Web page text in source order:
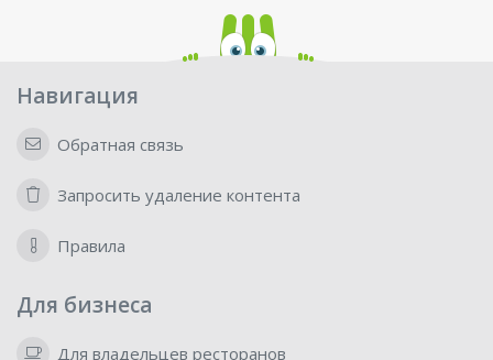
Навигация
Обратная связь
Запросить удаление контента
Правила
Для бизнеса
Для владельцев ресторанов